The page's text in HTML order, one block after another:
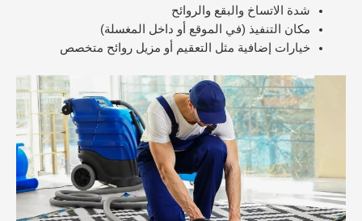
شدة الاتساخ والبقع والروائح
مكان التنفيذ (في الموقع أو داخل المغسلة)
خيارات إضافية مثل التعقيم أو مزيل روائح متخصص